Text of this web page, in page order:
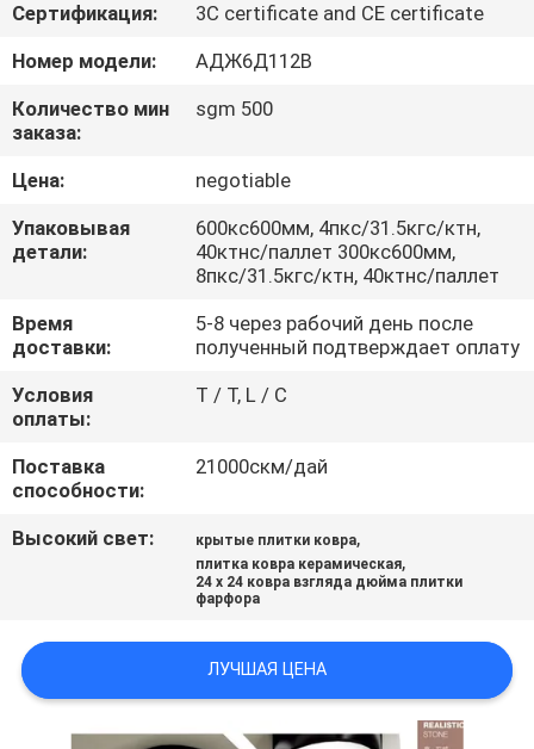
ЭКСКУРСИЯ
ПО
ЗАВОДУ
КОНТРОЛЬ
КАЧЕСТВА
СВЯЖИТЕСЬ
С
ЗАПРОСИТЕ
ЦИТАТУ
ПОЛИТИКА
КОНФИДЕНЦИАЛЬНОСТИ
Сертификация:
3C certificate and CE certificate
Номер модели:
АДЖ6Д112В
Количество мин
заказа:
sgm 500
Цена:
negotiable
Упаковывая
детали:
600кс600мм, 4пкс/31.5кгс/ктн,
40ктнс/паллет 300кс600мм,
8пкс/31.5кгс/ктн, 40ктнс/паллет
Время
доставки:
5-8 через рабочий день после
полученный подтверждает оплату
Условия
оплаты:
T / T, L / C
Поставка
способности:
21000скм/дай
Высокий свет: крытые плитки ковра,
плитка ковра керамическая,
24 x 24 ковра взгляда дюйма плитки
фарфора
ЛУЧШАЯ ЦЕНА